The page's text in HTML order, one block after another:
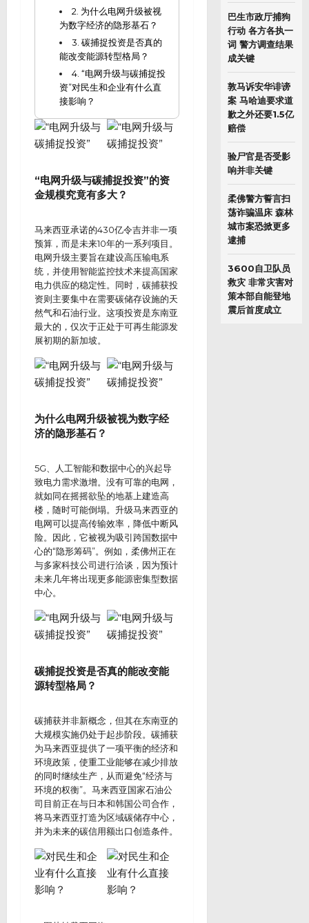
2. 为什么电网升级被视
为数字经济的隐形基石？
3. 碳捕捉投资是否真的
能改变能源转型格局？
4. “电网升级与碳捕捉投
资”对民生和企业有什么直
接影响？
“电网升级与碳捕捉投资”的资
金规模究竟有多大？
马来西亚承诺的430亿令吉并非一项
预算，而是未来10年的一系列项目。
电网升级主要旨在建设高压输电系
统，并使用智能监控技术来提高国家
电力供应的稳定性。同时，碳捕获投
资则主要集中在需要碳储存设施的天
然气和石油行业。这项投资是东南亚
最大的，仅次于正处于可再生能源发
展初期的新加坡。
为什么电网升级被视为数字经
济的隐形基石？
5G、人工智能和数据中心的兴起导
致电力需求激增。没有可靠的电网，
就如同在摇摇欲坠的地基上建造高
楼，随时可能倒塌。升级马来西亚的
电网可以提高传输效率，降低中断风
险。因此，它被视为吸引跨国数据中
心的“隐形筹码”。例如，柔佛州正在
与多家科技公司进行洽谈，因为预计
未来几年将出现更多能源密集型数据
中心。
碳捕捉投资是否真的能改变能
源转型格局？
碳捕获并非新概念，但其在东南亚的
大规模实施仍处于起步阶段。碳捕获
为马来西亚提供了一项平衡的经济和
环境政策，使重工业能够在减少排放
的同时继续生产，从而避免“经济与
环境的权衡”。马来西亚国家石油公
司目前正在与日本和韩国公司合作，
将马来西亚打造为区域碳储存中心，
并为未来的碳信用额出口创造条件。
巴生市政厅捕狗
行动 各方各执一
词 警方调查结果
成关键
敦马诉安华诽谤
案 马哈迪要求道
歉之外还要1.5亿
赔偿
验尸官是否受影
响并非关键
柔佛警方誓言扫
荡诈骗温床 森林
城市案恐掀更多
逮捕
3600自卫队员
救灾 非常灾害对
策本部自能登地
震后首度成立